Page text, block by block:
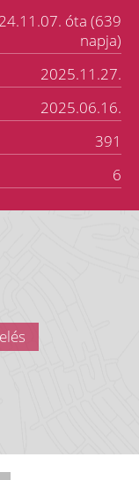
óta (639
napja)
2025.11.27.
2025.06.16.
391
6